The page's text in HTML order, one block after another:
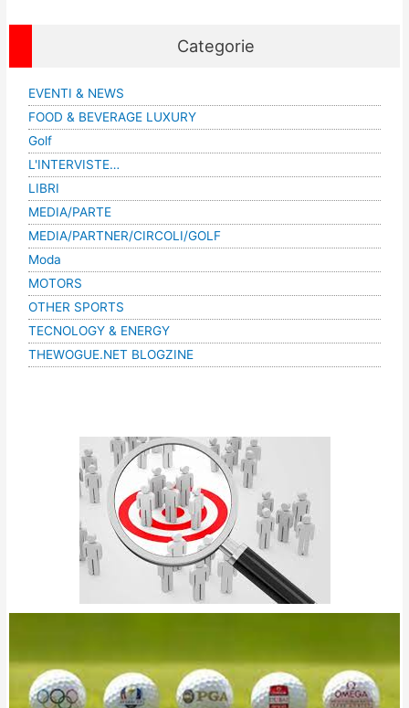
Categorie
EVENTI & NEWS
FOOD & BEVERAGE LUXURY
Golf
L'INTERVISTE…
LIBRI
MEDIA/PARTE
MEDIA/PARTNER/CIRCOLI/GOLF
Moda
MOTORS
OTHER SPORTS
TECNOLOGY & ENERGY
THEWOGUE.NET BLOGZINE